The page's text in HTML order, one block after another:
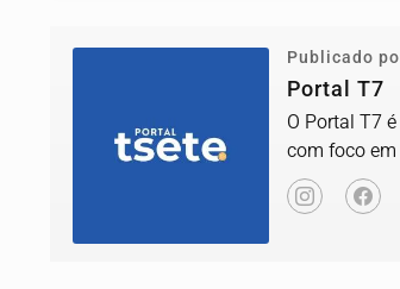
Publicado
Portal T7
O Portal T7
com foco